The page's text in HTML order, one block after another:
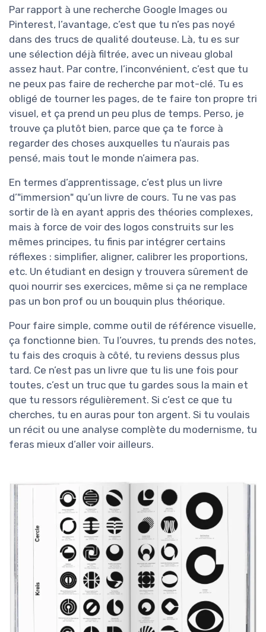
Par rapport à une recherche Google Images ou
Pinterest, l’avantage, c’est que tu n’es pas noyé
dans des trucs de qualité douteuse. Là, tu es sur
une sélection déjà filtrée, avec un niveau global
assez haut. Par contre, l’inconvénient, c’est que tu
ne peux pas faire de recherche par mot-clé. Tu es
obligé de tourner les pages, de te faire ton propre tri
visuel, et ça prend un peu plus de temps. Perso, je
trouve ça plutôt bien, parce que ça te force à
regarder des choses auxquelles tu n’aurais pas
pensé, mais tout le monde n’aimera pas.
En termes d’apprentissage, c’est plus un livre
d’"immersion" qu’un livre de cours. Tu ne vas pas
sortir de là en ayant appris des théories complexes,
mais à force de voir des logos construits sur les
mêmes principes, tu finis par intégrer certains
réflexes : simplifier, aligner, calibrer les proportions,
etc. Un étudiant en design y trouvera sûrement de
quoi nourrir ses exercices, même si ça ne remplace
pas un bon prof ou un bouquin plus théorique.
Pour faire simple, comme outil de référence visuelle,
ça fonctionne bien. Tu l’ouvres, tu prends des notes,
tu fais des croquis à côté, tu reviens dessus plus
tard. Ce n’est pas un livre que tu lis une fois pour
toutes, c’est un truc que tu gardes sous la main et
que tu ressors régulièrement. Si c’est ce que tu
cherches, tu en auras pour ton argent. Si tu voulais
un récit ou une analyse complète du modernisme, tu
feras mieux d’aller voir ailleurs.